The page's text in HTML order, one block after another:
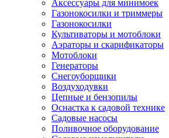
Шумоизоляция
Щетки
Прочие
Велосипеды и самокаты
Электротранспорт
Радиоуправляемые
Аксессуары для
аксессуары для
Расходные материалы
Бумага разная
Бумага для
Бумага для
Аксессуары для минимоек
Газонокосилки и триммеры
Газонокосилки
Культиваторы и мотоблоки
Аэраторы и скарификаторы
Мотоблоки
Генераторы
Снегоуборщики
Воздуходувки
Цепные и бензопилы
Оснастка к садовой технике
Садовые насосы
Поливочное оборудование